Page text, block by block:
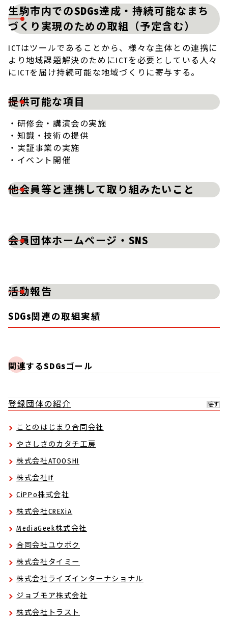
生駒市内でのSDGs達成・持続可能なまち
づくり実現のための取組（予定含む）
ICTはツールであることから、様々な主体との連携に
より地域課題解決のためにICTを必要としている人々
にICTを届け持続可能な地域づくりに寄与する。
提供可能な項目
・研修会・講演会の実施
・知識・技術の提供
・実証事業の実施
・イベント開催
他会員等と連携して取り組みたいこと
会員団体ホームページ・SNS
活動報告
SDGs関連の取組実績
関連するSDGsゴール
登録団体の紹介 隠す
ことのはじまり合同会社
やさしさのカタチ工房
株式会社ATOOSHI
株式会社if
CiPPo株式会社
株式会社CREXiA
MediaGeek株式会社
合同会社ユウボク
株式会社タイミー
株式会社ライズインターナショナル
ジョブモア株式会社
株式会社トラスト